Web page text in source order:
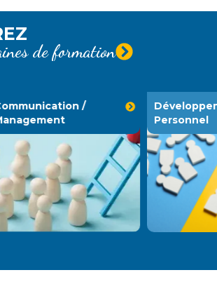
de formation
/
Développement
Personnel